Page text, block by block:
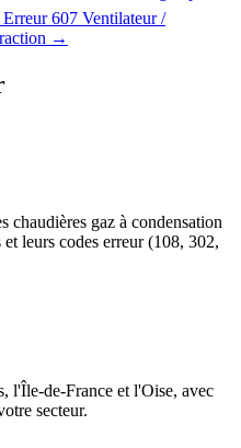
Erreur 607 Ventilateur /
→
chaudières gaz à condensation
leurs codes erreur (108, 302,
l'Île-de-France et l'Oise, avec
secteur.